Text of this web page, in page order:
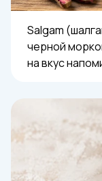
Salgam
черной
на вкус